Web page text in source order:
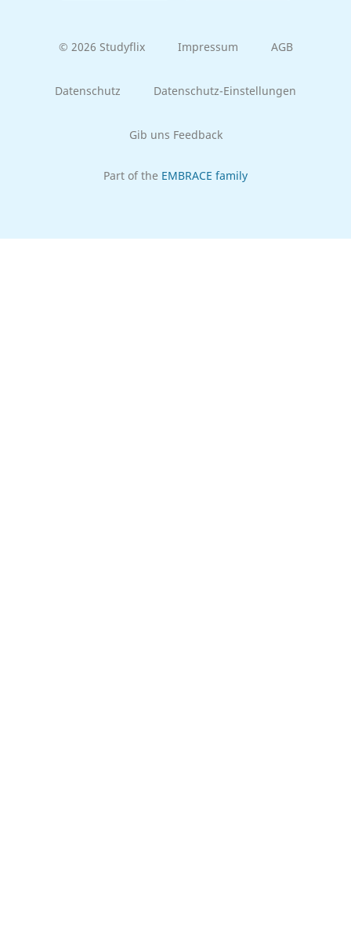
© 2026 Studyflix Impressum AGB
Datenschutz Datenschutz-Einstellungen
Gib uns Feedback
Part of the EMBRACE family